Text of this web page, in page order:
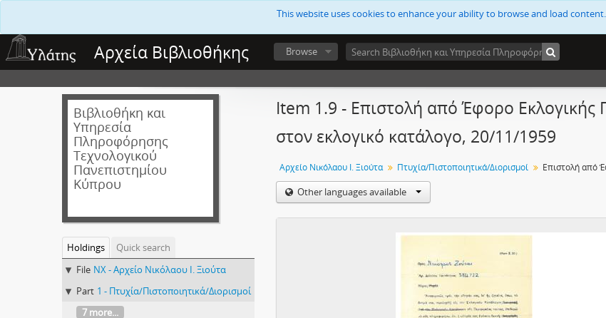
This website uses cookies to enhance your ability to browse and load content.
Αρχεία Βιβλιοθήκης Browse
Βιβλιοθήκη και
Υπηρεσία
Πληροφόρησης
Τεχνολογικού
Πανεπιστημίου
Κύπρου
Holdings
Quick search
File NX - Αρχείο Νικόλαου Ι. Ξιούτα
Part 1 - Πτυχία/Πιστοποιητικά/Διορισμοί
7 more...
Item 1.9 - Επιστολή από Έφορο Εκλογικής
στον εκλογικό κατάλογο, 20/11/1959
Αρχείο Νικόλαου Ι. Ξιούτα Πτυχία/Πιστοποιητικά/Διορισμοί
Other languages available